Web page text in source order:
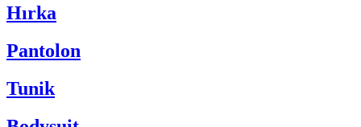
Hırka
Pantolon
Tunik